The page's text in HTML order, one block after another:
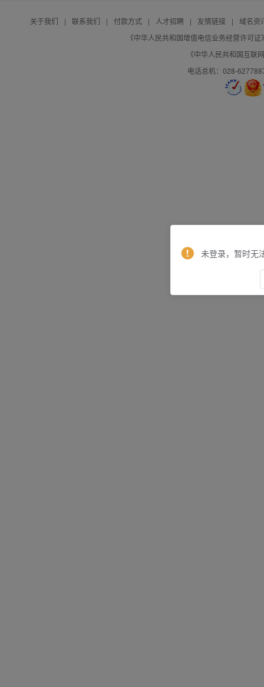
关于我们 | 联系我们 | 付款方式 | 人才招聘 | 友情链接 |
域名资
《中华人民共和国增值电信业务经营许可
《中华人民共和国互联
电话总机：028-
未登录，暂时无